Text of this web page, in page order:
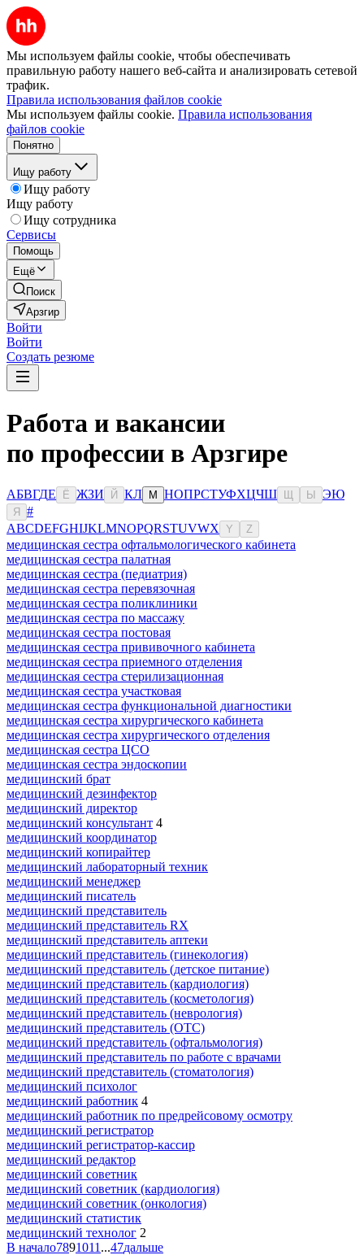
Мы используем файлы cookie, чтобы обеспечивать
правильную работу нашего веб-сайта и анализировать сетевой
трафик.
Правила использования файлов cookie
Мы используем файлы cookie. Правила использования
файлов cookie
Понятно
Ищу работу
Ищу работу
Ищу работу
Ищу сотрудника
Сервисы
Помощь
Ещё
Поиск
Арзгир
Войти
Войти
Создать резюме
Работа и вакансии
по профессии в Арзгире
АБВГДЕ Ё ЖЗИ Й КЛ М НОПРСТУФХЦЧШ Ы ЭЮ
Я
#
ABCDEFGHIJKLMNOPQRSTUVWX Y Z
медицинская сестра офтальмологического кабинета
медицинская сестра палатная
медицинская сестра (педиатрия)
медицинская сестра перевязочная
медицинская сестра поликлиники
медицинская сестра по массажу
медицинская сестра постовая
медицинская сестра прививочного кабинета
медицинская сестра приемного отделения
медицинская сестра стерилизационная
медицинская сестра участковая
медицинская сестра функциональной диагностики
медицинская сестра хирургического кабинета
медицинская сестра хирургического отделения
медицинская сестра ЦСО
медицинская сестра эндоскопии
медицинский брат
медицинский дезинфектор
медицинский директор
медицинский консультант 4
медицинский координатор
медицинский копирайтер
медицинский лабораторный техник
медицинский менеджер
медицинский писатель
медицинский представитель
медицинский представитель RX
медицинский представитель аптеки
медицинский представитель (гинекология)
медицинский представитель (детское питание)
медицинский представитель (кардиология)
медицинский представитель (косметология)
медицинский представитель (неврология)
медицинский представитель (ОТС)
медицинский представитель (офтальмология)
медицинский представитель по работе с врачами
медицинский представитель (стоматология)
медицинский психолог
медицинский работник 4
медицинский работник по предрейсовому осмотру
медицинский регистратор
медицинский регистратор-кассир
медицинский редактор
медицинский советник
медицинский советник (кардиология)
медицинский советник (онкология)
медицинский статистик
медицинский технолог 2
В начало7891011 ...47дальше